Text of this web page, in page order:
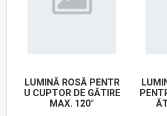
LUMINĂ ROSĂ PENTR
U CUPTOR DE GĂTIRE
MAX. 120°